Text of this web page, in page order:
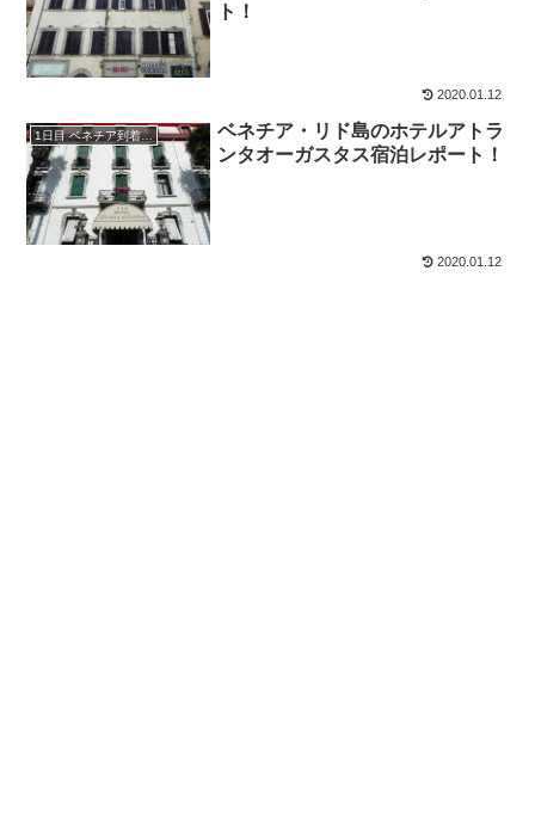
ト！
2020.01.12
1日目 ベネチア到着～リド島へ
ベネチア・リド島のホテルアトラ
ンタオーガスタス宿泊レポート！
2020.01.12